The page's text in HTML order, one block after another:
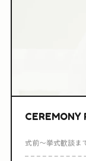
CEREMONY
式前〜挙式歓談ま